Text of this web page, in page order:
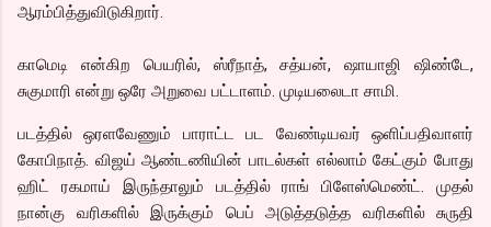
ஆரம்பித்துவிடுகிறார்.
காமெடி என்கிற பெயரில், ஸ்ரீநாத், சத்யன், ஷாயாஜி ஷிண்டே,
சுகுமாரி என்று ஒரே அறுவை பட்டாளம். முடியலைடா சாமி.
படத்தில் ஒரளவேணும் பாராட்ட பட வேண்டியவர் ஒளிப்பதிவாளர்
கோபிநாத். விஜய் ஆண்டணியின் பாடல்கள் எல்லாம் கேட்கும் போது
ஹிட் ரகமாய் இருந்தாலும் படத்தில் ராங் பிளேஸ்மெண்ட். முதல்
நான்கு வரிகளில் இருக்கும் பெப் அடுத்தடுத்த வரிகளில் சுருதி